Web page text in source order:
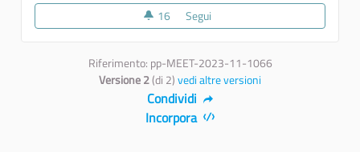
16 16 sostenitori
Segui
Riferimento: pp-MEET-2023-11-1066
Versione 2(di 2)vedi altre versioni
Condividi
Incorpora